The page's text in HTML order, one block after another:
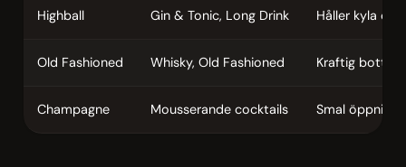
Highball Gin & Tonic, Long Drink Håller kyla
Old Fashioned Whisky, Old Fashioned Kraftig botten
Champagne Mousserande cocktails Smal öppning